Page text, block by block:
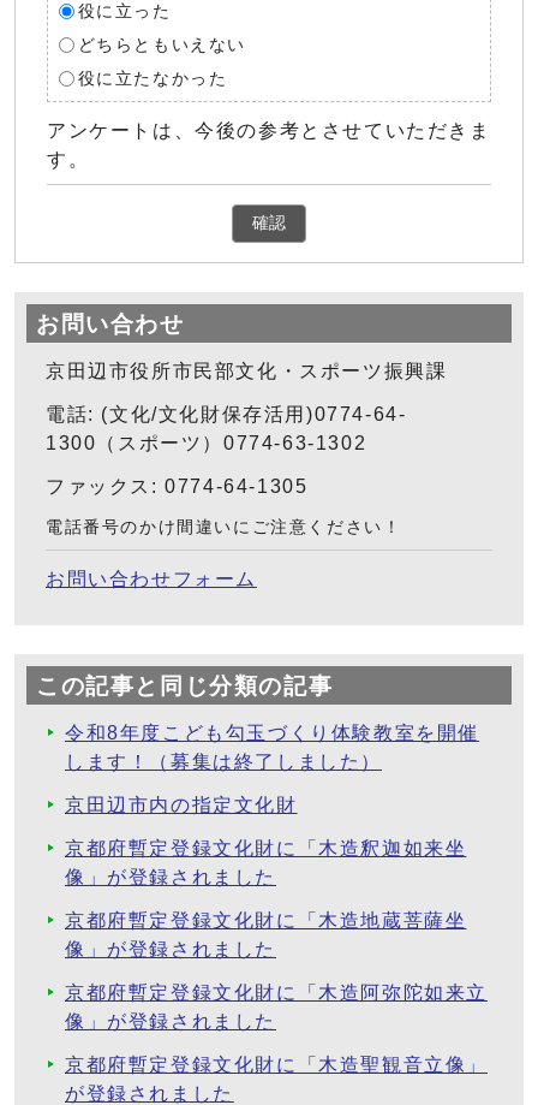
役に立った
どちらともいえない
役に立たなかった
アンケートは、今後の参考とさせていただきま
す。
確認
お問い合わせ
京田辺市役所市民部文化・スポーツ振興課
電話: (文化/文化財保存活用)0774-64-
1300（スポーツ）0774-63-1302
ファックス: 0774-64-1305
電話番号のかけ間違いにご注意ください！
お問い合わせフォーム
この記事と同じ分類の記事
令和8年度こども勾玉づくり体験教室を開催
します！（募集は終了しました）
京田辺市内の指定文化財
京都府暫定登録文化財に「木造釈迦如来坐
像」が登録されました
京都府暫定登録文化財に「木造地蔵菩薩坐
像」が登録されました
京都府暫定登録文化財に「木造阿弥陀如来立
像」が登録されました
京都府暫定登録文化財に「木造聖観音立像」
が登録されました